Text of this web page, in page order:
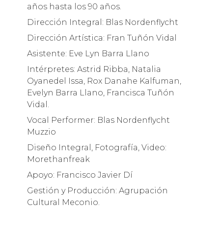
años hasta los 90 años.
Dirección Integral: Blas Nordenflycht
Dirección Artística: Fran Tuñón Vidal
Asistente: Eve Lyn Barra Llano
Intérpretes: Astrid Ribba, Natalia
Oyanedel Issa, Rox Danahe Kalfuman,
Evelyn Barra Llano, Francisca Tuñón
Vidal.
Vocal Performer: Blas Nordenflycht
Muzzio
Diseño Integral, Fotografía, Video:
Morethanfreak
Apoyo: Francisco Javier Dí
Gestión y Producción: Agrupación
Cultural Meconio.